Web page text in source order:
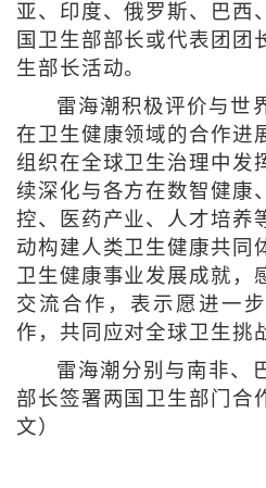
亚、印度、俄罗斯、巴西
国卫生部部长或代表团团
生部长活动。
雷海潮积极评价与世
在卫生健康领域的合作进
组织在全球卫生治理中发
续深化与各方在数智健康
控、医药产业、人才培养
动构建人类卫生健康共同
卫生健康事业发展成就，
交流合作，表示愿进一
作，共同应对全球卫生挑
雷海潮分别与南非、
部长签署两国卫生部门合
文）